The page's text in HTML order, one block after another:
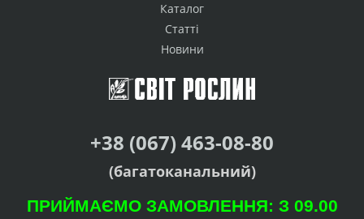
Каталог
Статті
Новини
+38 (067) 463-08-80
(багатоканальний)
ПРИЙМАЄМО ЗАМОВЛЕННЯ: З 09.00